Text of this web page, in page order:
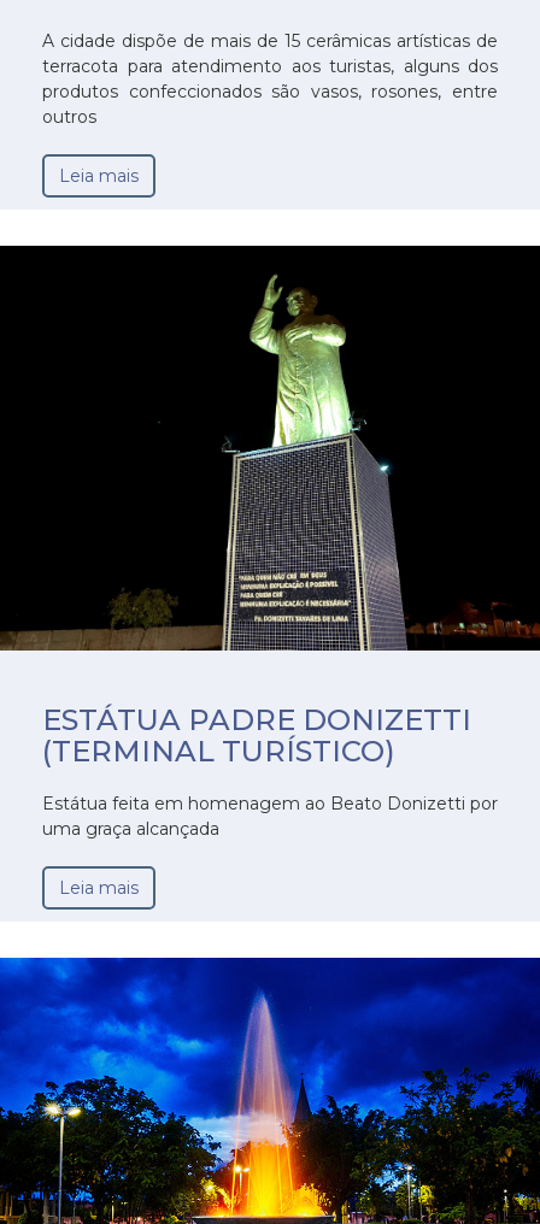
A cidade dispõe de mais de 15 cerâmicas artísticas de
terracota para atendimento aos turistas, alguns dos
produtos confeccionados são vasos, rosones, entre
outros
Leia mais
ESTÁTUA PADRE DONIZETTI
(TERMINAL TURÍSTICO)
Estátua feita em homenagem ao Beato Donizetti por
uma graça alcançada
Leia mais